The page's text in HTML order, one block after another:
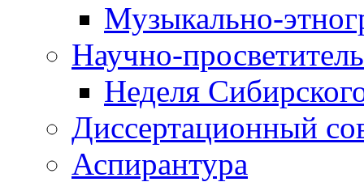
Музыкально-
Научно-
Неделя
Диссертационный
Аспирантура